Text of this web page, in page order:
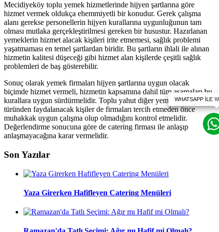
Mecidiyeköy toplu yemek hizmetlerinde hijyen şartlarına göre
hizmet vermek oldukça ehemmiyetli bir konudur. Gerek çalışma
alanı gerekse personellerin hijyen kurallarına uygunluğunun tam
olması mutlaka gerçekleştirilmesi gereken bir husustur. Hazırlanan
yemeklerin hizmet alacak kişileri irite etmemesi, sağlık problemi
yaşatmaması en temel şartlardan biridir. Bu şartların ihlali ile alınan
hizmetin kalitesi düşeceği gibi hizmet alan kişilerde çeşitli sağlık
problemleri de baş gösterebilir.
Sonuç olarak yemek firmaları hijyen şartlarına uygun olacak
biçimde hizmet vermeli, hizmetin kapsamına dahil tüm aşamaları bu
kurallara uygun sürdürmelidir. Toplu yahut diğer yemek hizmet
türünden faydalanacak kişiler de firmaları tercih etmeden önce
muhakkak uygun çalışma olup olmadığını kontrol etmelidir.
Değerlendirme sonucuna göre de catering firması ile anlaşıp
anlaşmayacağına karar vermelidir.
Son Yazılar
Yaza Girerken Hafifleyen Catering Menüleri